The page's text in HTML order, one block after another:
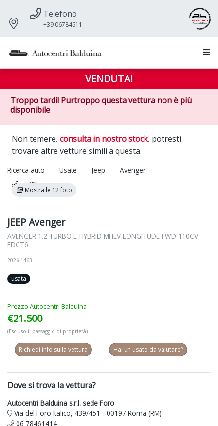
Telefono
+39 06784611
VENDUTA!
Troppo tardi! Purtroppo questa vettura non è più
disponibile
Non temere, consulta in nostro stock, potresti
trovare altre vetture simili a questa.
Ricerca auto Usate Jeep Avenger
Mostra le 12 foto
JEEP Avenger
AVENGER 1.2 TURBO E-HYBRID MHEV LONGITUDE FWD 110CV
EDCT6
2026-1463
usata
Prezzo Autocentri Balduina
€21.500
(Escluso il passaggio di proprietà)
Richiedi info sulla vettura Hai un usato da valutare?
Dove si trova la vettura?
Autocentri Balduina s.r.l. sede Foro
Via del Foro Italico, 439/451 - 00197 Roma (RM)
06 78461414